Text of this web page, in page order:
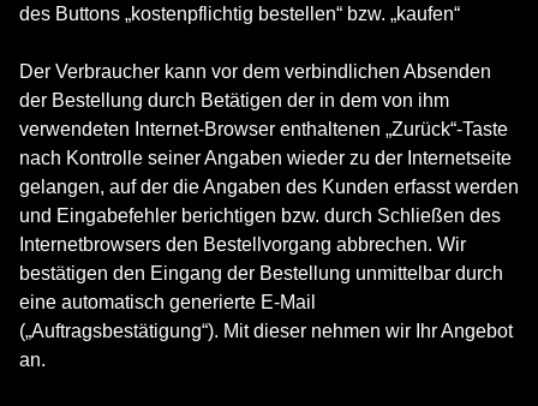
des Buttons „kostenpflichtig bestellen“ bzw. „kaufen“
Der Verbraucher kann vor dem verbindlichen Absenden
der Bestellung durch Betätigen der in dem von ihm
verwendeten Internet-Browser enthaltenen „Zurück“-Taste
nach Kontrolle seiner Angaben wieder zu der Internetseite
gelangen, auf der die Angaben des Kunden erfasst werden
und Eingabefehler berichtigen bzw. durch Schließen des
Internetbrowsers den Bestellvorgang abbrechen. Wir
bestätigen den Eingang der Bestellung unmittelbar durch
eine automatisch generierte E-Mail
(„Auftragsbestätigung“). Mit dieser nehmen wir Ihr Angebot
an.